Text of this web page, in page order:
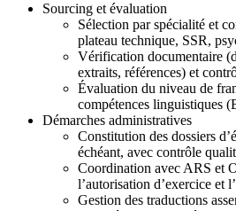
Sourcing et évaluation
Sélection par spécialité et
plateau technique, SSR,
Vérification documentaire
extraits, références) et
Évaluation du niveau de
compétences linguistiques
Démarches administratives
Constitution des dossiers
échéant, avec contrôle
Coordination avec ARS et
l’autorisation d’exercice et
Gestion des traductions